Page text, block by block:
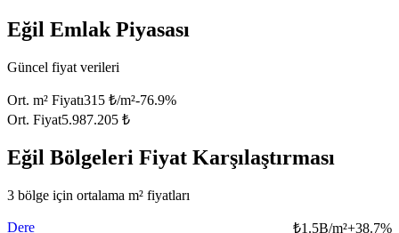
Eğil Emlak Piyasası
Güncel fiyat verileri
Ort. m² Fiyatı315 ₺/m²-76.9%
Ort. Fiyat5.987.205 ₺
Eğil Bölgeleri Fiyat Karşılaştırması
3 bölge için ortalama m² fiyatları
Dere ₺1.5B/m²+38.7%